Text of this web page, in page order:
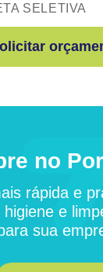
SELETIVA
no
rápida e
e
sua